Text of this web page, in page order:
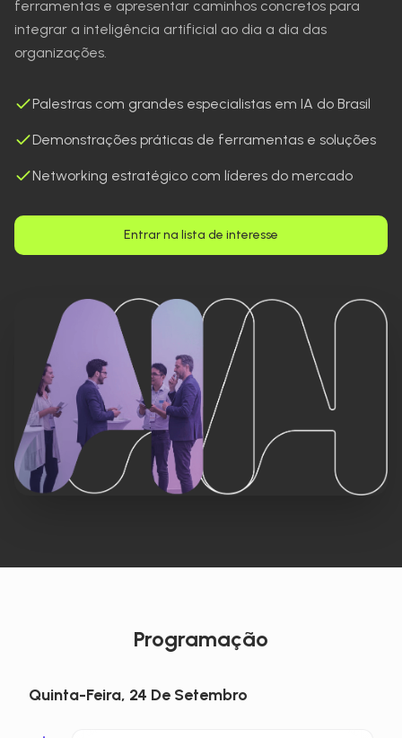
ferramentas e apresentar caminhos concretos para
integrar a inteligência artificial ao dia a dia das
organizações.
Palestras com grandes especialistas em IA do Brasil
Demonstrações práticas de ferramentas e soluções
Networking estratégico com líderes do mercado
Entrar na lista de interesse
Programação
Quinta-Feira, 24 De Setembro